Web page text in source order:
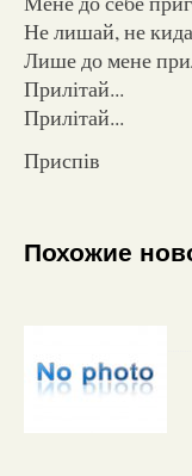
Не лишай, не
Лише до мене
Прилітай...
Прилітай...
Приспів
Похожие